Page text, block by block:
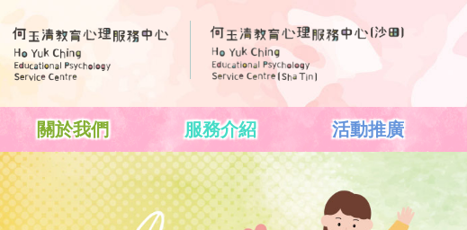
關於我們 服務介紹 活動推廣